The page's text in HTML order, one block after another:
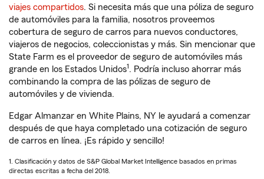
viajes compartidos. Si necesita más que una póliza de seguro
de automóviles para la familia, nosotros proveemos
cobertura de seguro de carros para nuevos conductores,
viajeros de negocios, coleccionistas y más. Sin mencionar que
State Farm es el proveedor de seguro de automóviles más
grande en los Estados Unidos1. Podría incluso ahorrar más
combinando la compra de las pólizas de seguro de
automóviles y de vivienda.
Edgar Almanzar en White Plains, NY le ayudará a comenzar
después de que haya completado una cotización de seguro
de carros en línea. ¡Es rápido y sencillo!
1. Clasificación y datos de S&P Global Market Intelligence basados en primas
directas escritas a fecha del 2018.